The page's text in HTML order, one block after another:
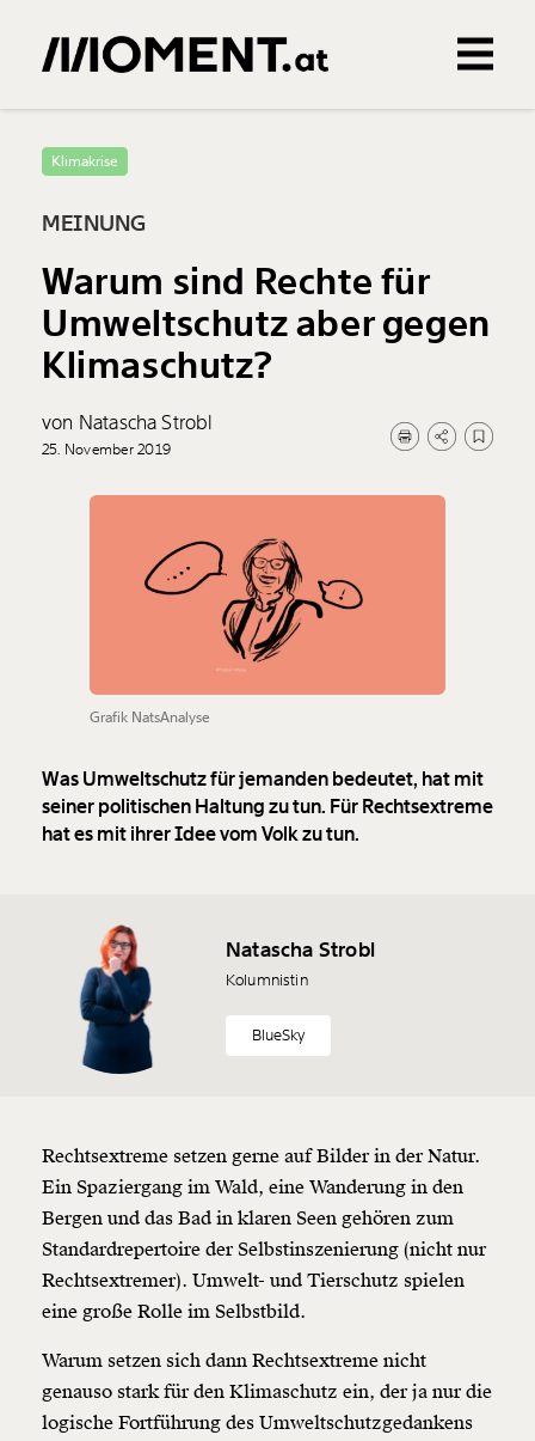
0Treffer
Klimakrise
MEINUNG
Warum sind Rechte für
Umweltschutz aber gegen
Klimaschutz?
von Natascha Strobl
25. November 2019
Grafik NatsAnalyse
Was Umweltschutz für jemanden bedeutet, hat mit
seiner politischen Haltung zu tun. Für Rechtsextreme
hat es mit ihrer Idee vom Volk zu tun.
Natascha Strobl
Kolumnistin
BlueSky
Rechtsextreme setzen gerne auf Bilder in der Natur.
Ein Spaziergang im Wald, eine Wanderung in den
Bergen und das Bad in klaren Seen gehören zum
Standardrepertoire der Selbstinszenierung (nicht nur
Rechtsextremer). Umwelt- und Tierschutz spielen
eine große Rolle im Selbstbild.
Warum setzen sich dann Rechtsextreme nicht
genauso stark für den Klimaschutz ein, der ja nur die
logische Fortführung des Umweltschutzgedankens